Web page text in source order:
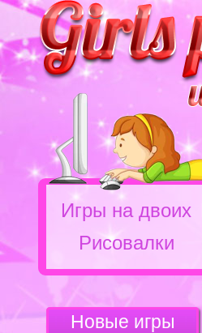
Игры на двоих
Рисовалки
Новые игры